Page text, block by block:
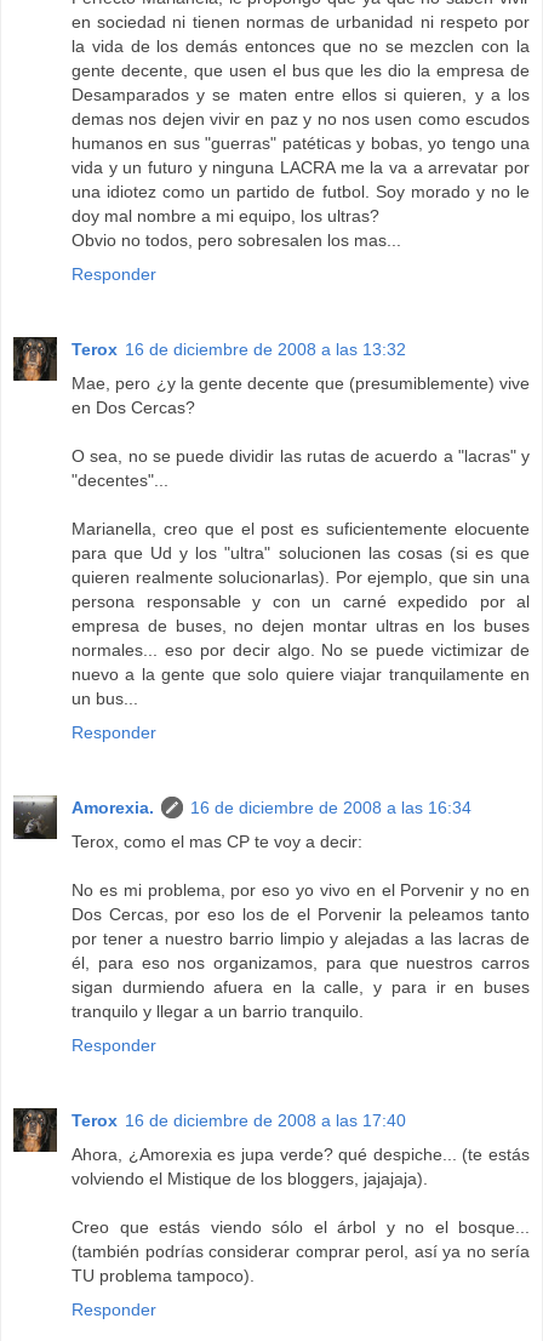
en sociedad ni tienen normas de urbanidad ni respeto por
la vida de los demás entonces que no se mezclen con la
gente decente, que usen el bus que les dio la empresa de
Desamparados y se maten entre ellos si quieren, y a los
demas nos dejen vivir en paz y no nos usen como escudos
humanos en sus "guerras" patéticas y bobas, yo tengo una
vida y un futuro y ninguna LACRA me la va a arrevatar por
una idiotez como un partido de futbol. Soy morado y no le
doy mal nombre a mi equipo, los ultras?
Obvio no todos, pero sobresalen los mas...
Responder
Terox 16 de diciembre de 2008 a las 13:32
Mae, pero ¿y la gente decente que (presumiblemente) vive
en Dos Cercas?
O sea, no se puede dividir las rutas de acuerdo a "lacras" y
"decentes"...
Marianella, creo que el post es suficientemente elocuente
para que Ud y los "ultra" solucionen las cosas (si es que
quieren realmente solucionarlas). Por ejemplo, que sin una
persona responsable y con un carné expedido por al
empresa de buses, no dejen montar ultras en los buses
normales... eso por decir algo. No se puede victimizar de
nuevo a la gente que solo quiere viajar tranquilamente en
un bus...
Responder
Amorexia.
16 de diciembre de 2008 a las 16:34
Terox, como el mas CP te voy a decir:
No es mi problema, por eso yo vivo en el Porvenir y no en
Dos Cercas, por eso los de el Porvenir la peleamos tanto
por tener a nuestro barrio limpio y alejadas a las lacras de
él, para eso nos organizamos, para que nuestros carros
sigan durmiendo afuera en la calle, y para ir en buses
tranquilo y llegar a un barrio tranquilo.
Responder
Terox 16 de diciembre de 2008 a las 17:40
Ahora, ¿Amorexia es jupa verde? qué despiche... (te estás
volviendo el Mistique de los bloggers, jajajaja).
Creo que estás viendo sólo el árbol y no el bosque...
(también podrías considerar comprar perol, así ya no sería
TU problema tampoco).
Responder